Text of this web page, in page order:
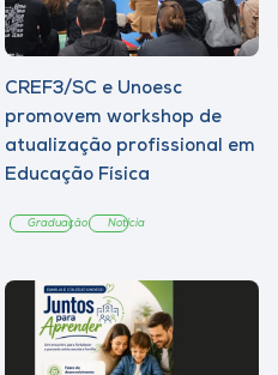
CREF3/SC e Unoesc
promovem workshop de
atualização profissional em
Educação Física
Graduação Notícia